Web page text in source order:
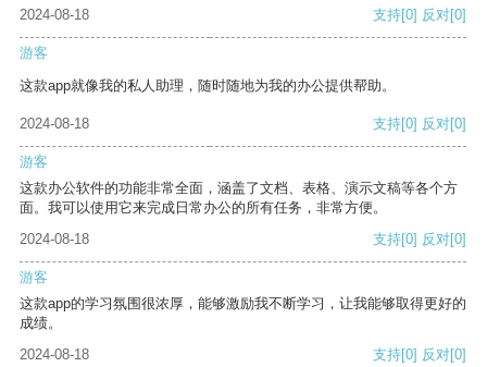
2024-08-18
支持[0] 反对[0]
游客
这款app就像我的私人助理，随时随地为我的办公提供帮助。
2024-08-18 支持[0] 反对[0]
游客
这款办公软件的功能非常全面，涵盖了文档、表格、演示文稿等各个方
面。我可以使用它来完成日常办公的所有任务，非常方便。
2024-08-18
支持[0] 反对[0]
游客
这款app的学习氛围很浓厚，能够激励我不断学习，让我能够取得更好的
成绩。
2024-08-18
支持[0] 反对[0]